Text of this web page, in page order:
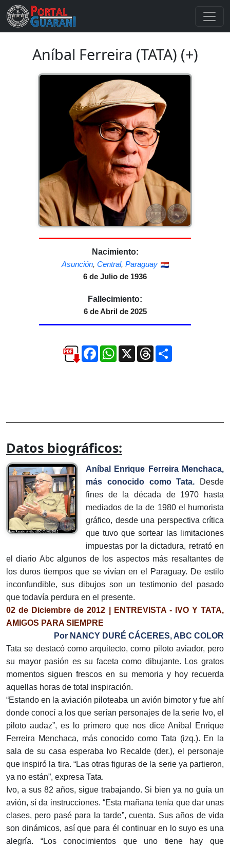
Aníbal Ferreira (TATA) (+)
Nacimiento:
Asunción, Central, Paraguay
6 de Julio de 1936
Fallecimiento:
6 de Abril de 2025
FacebookWhatsApp
X ThreadsCompartir
Datos biográficos:
Aníbal Enrique Ferreira Menchaca,
más conocido como Tata. Desde
fines de la década de 1970 hasta
mediados de la de 1980 el humorista
gráfico, desde una perspectiva crítica
que tuvo que sortear las limitaciones
impuestas por la dictadura, retrató en
el diario Abc algunos de los aspectos más resaltantes de
los duros tiempos que se vivían en el Paraguay. De estilo
inconfundible, sus dibujos son un testimonio del pasado
que todavía perdura en el presente.
02 de Diciembre de 2012 | ENTREVISTA - IVO Y TATA,
AMIGOS PARA SIEMPRE
Por NANCY DURÉ CÁCERES, ABC COLOR
Tata se destacó como arquitecto, como piloto aviador, pero
su mayor pasión es su faceta como dibujante. Los gratos
momentos siguen frescos en su memoria y hoy recuerda
aquellas horas de total inspiración.
“Estando en la aviación piloteaba un avión bimotor y fue ahí
donde conocí a los que serían personajes de la serie Ivo, el
piloto audaz”, es lo primero que nos dice Aníbal Enrique
Ferreira Menchaca, más conocido como Tata (izq.). En la
sala de su casa esperaba Ivo Recalde (der.), el personaje
que inspiró la tira. “Las otras figuras de la serie ya partieron,
ya no están”, expresa Tata.
Ivo, a sus 82 años, sigue trabajando. Si bien ya no guía un
avión, sí da instrucciones. “Esta mañana tenía que dar unas
clases, pero pasé para la tarde”, cuenta. Sus años de vida
son dinámicos, así que para él continuar en lo suyo es una
alegría. “Los conocimientos que uno tiene hay que